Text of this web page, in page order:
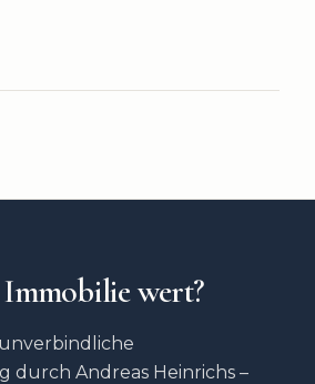
wert?
durch Andreas Heinrichs –